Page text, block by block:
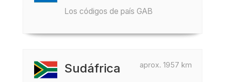
Los códigos de país GAB
aprox. 1957 km
Sudáfrica